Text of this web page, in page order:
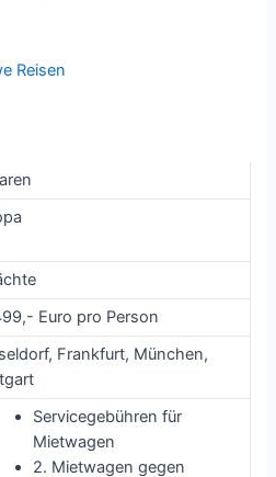
Reisen
Euro pro Person
Frankfurt, München,
Servicegebühren für
Mietwagen
2. Mietwagen gegen